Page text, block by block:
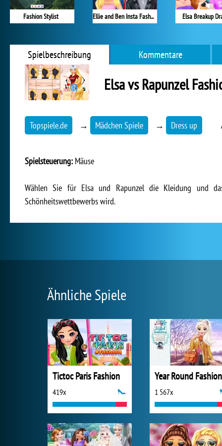
Fashion Stylist Ellie and Ben Insta Fashion Elsa Breakup
Spielbeschreibung Kommentare
Elsa vs Rapunzel
Topspiele.de → Mädchen Spiele → Dress up
Spielsteuerung: Mäuse
Wählen Sie für Elsa und Rapunzel die Kleidung und
Schönheitswettbewerbs wird.
Ähnliche Spiele
Tictoc Paris Fashion
419x 1 567x